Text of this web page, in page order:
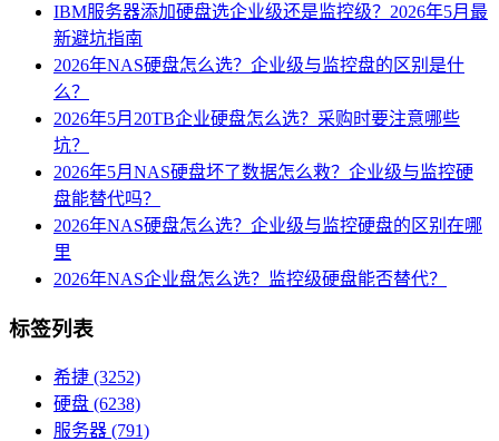
IBM服务器添加硬盘选企业级还是监控级？2026年5月最
新避坑指南
2026年NAS硬盘怎么选？企业级与监控盘的区别是什
么？
2026年5月20TB企业硬盘怎么选？采购时要注意哪些
坑？
2026年5月NAS硬盘坏了数据怎么救？企业级与监控硬
盘能替代吗？
2026年NAS硬盘怎么选？企业级与监控硬盘的区别在哪
里
2026年NAS企业盘怎么选？监控级硬盘能否替代？
标签列表
希捷 (3252)
硬盘 (6238)
服务器 (791)